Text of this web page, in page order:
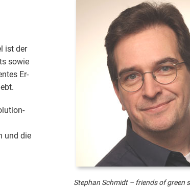
ist der
sowie
Er-
und die
Stephan Schmidt – friends of green